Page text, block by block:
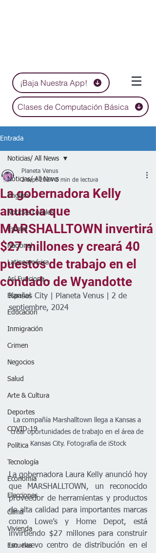
¡Baja Nuestra App!
Clases de Computación Básica
Entrada
Noticias/ All News
English
Noticias Locales
Estatal
Nacional
Latinoamérica
Así Funciona...
Español
Educación
Inmigración
Crimen
Negocios
Salud
Arte & Cultura
Deportes
COVID-19
Política
Tecnología
Economía
Elecciones
Clima
Vivienda
Escuelas
Noticias/ All News
La gobernadora Kelly
anuncia que
MARSHALLTOWN invertirá
$27 millones y creará 40
puestos de trabajo en el
condado de Wyandotte
Planeta Venus
2 sept 2024 2 min de lectura
Kansas City | Planeta Venus | 2 de
septiembre, 2024
La compañía Marshalltown llega a Kansas a
crear oportunidades de trabajo en el área de
Kansas City. Fotografía de iStock
La gobernadora Laura Kelly anunció hoy
que MARSHALLTOWN, un reconocido
proveedor de herramientas y productos
de alta calidad para importantes marcas
como Lowe’s y Home Depot, está
invirtiendo $27 millones para construir
un nuevo centro de distribución en el